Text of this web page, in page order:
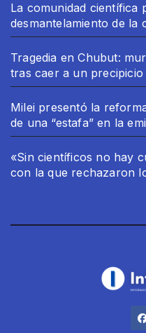
La comunidad científica
desmantelamiento de la
Tragedia en Chubut:
tras caer a un
Milei presentó la
de una “estafa” en la
«Sin científicos no hay
con la que rechazaron